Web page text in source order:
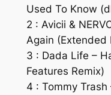
Used To Know
2 : Avicii &
Again (Extended
3 : Dada Life –
Features Remix)
4 : Tommy